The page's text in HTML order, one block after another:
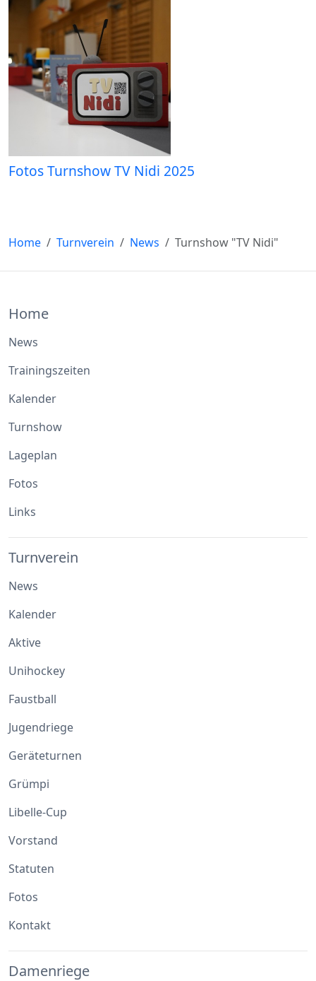
Fotos Turnshow TV Nidi 2025
Home Turnverein News Turnshow "TV Nidi"
Home
News
Trainingszeiten
Kalender
Turnshow
Lageplan
Fotos
Links
Turnverein
News
Kalender
Aktive
Unihockey
Faustball
Jugendriege
Geräteturnen
Grümpi
Libelle-Cup
Vorstand
Statuten
Fotos
Kontakt
Damenriege